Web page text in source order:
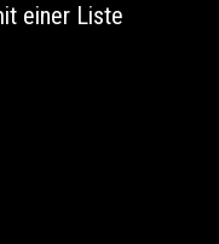
einer Liste